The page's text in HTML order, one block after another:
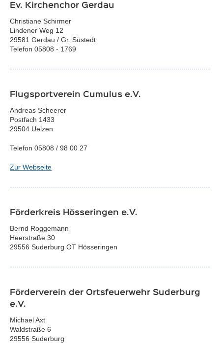
Ev. Kirchenchor Gerdau
Christiane Schirmer
Lindener Weg 12
29581 Gerdau / Gr. Süstedt
Telefon 05808 - 1769
Flugsportverein Cumulus e.V.
Andreas Scheerer
Postfach 1433
29504 Uelzen
Telefon 05808 / 98 00 27
Zur Webseite
Förderkreis Hösseringen e.V.
Bernd Roggemann
Heerstraße 30
29556 Suderburg OT Hösseringen
Förderverein der Ortsfeuerwehr Suderburg
e.V.
Michael Axt
Waldstraße 6
29556 Suderburg